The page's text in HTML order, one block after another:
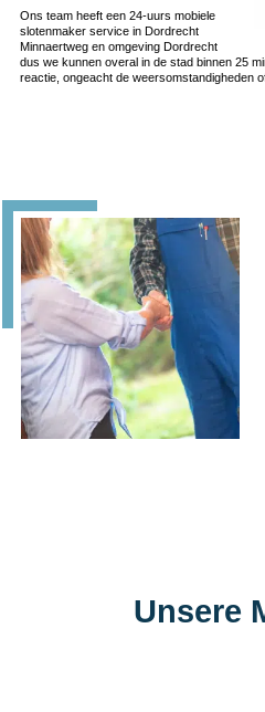
Ons team heeft een 24-uurs mobiele
slotenmaker service in Dordrecht
Minnaertweg en omgeving Dordrecht
dus we kunnen overal in de stad binnen 25
reactie, ongeacht de weersomstandigheden
Unsere